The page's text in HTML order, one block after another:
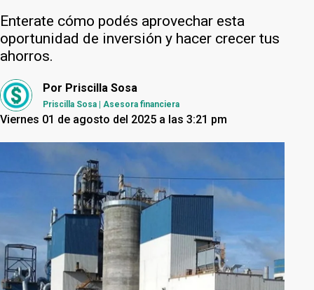
Enterate cómo podés aprovechar esta
oportunidad de inversión y hacer crecer tus
ahorros.
Por Priscilla Sosa
Priscilla Sosa | Asesora financiera
Viernes 01 de agosto del 2025 a las 3:21 pm